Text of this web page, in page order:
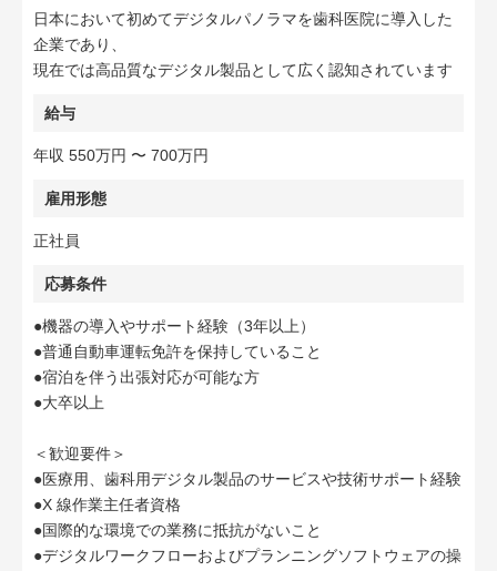
日本において初めてデジタルパノラマを歯科医院に導入した
企業であり、
現在では高品質なデジタル製品として広く認知されています
給与
年収 550万円 〜 700万円
雇用形態
正社員
応募条件
●機器の導入やサポート経験（3年以上）
●普通自動車運転免許を保持していること
●宿泊を伴う出張対応が可能な方
●大卒以上
＜歓迎要件＞
●医療用、歯科用デジタル製品のサービスや技術サポート経験
●X 線作業主任者資格
●国際的な環境での業務に抵抗がないこと
●デジタルワークフローおよびプランニングソフトウェアの操